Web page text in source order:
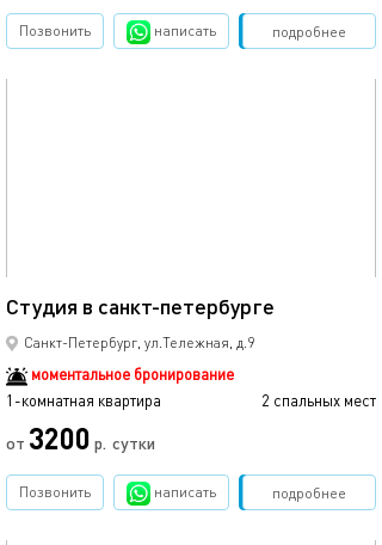
подробнее
Позвонить написать Забронировать
Студия в санкт-петербурге
Санкт-Петербург, ул.Тележная, д.9
моментальное бронирование
1-комнатная квартира
2 спальных мест
от 3200 р. сутки
подробнее
Позвонить написать Забронировать